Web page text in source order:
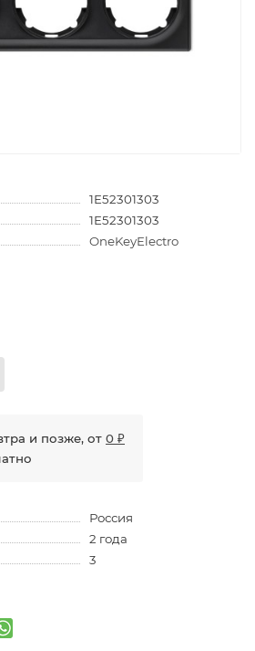
1E52301303
1E52301303
OneKeyElectro
и позже, от 0 ₽
Россия
2 года
3